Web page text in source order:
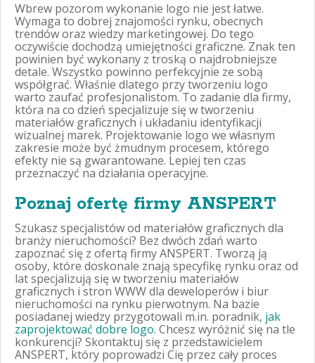
Wbrew pozorom wykonanie logo nie jest łatwe.
Wymaga to dobrej znajomości rynku, obecnych
trendów oraz wiedzy marketingowej. Do tego
oczywiście dochodzą umiejętności graficzne. Znak ten
powinien być wykonany z troską o najdrobniejsze
detale. Wszystko powinno perfekcyjnie ze sobą
współgrać. Właśnie dlatego przy tworzeniu logo
warto zaufać profesjonalistom. To zadanie dla firmy,
która na co dzień specjalizuje się w tworzeniu
materiałów graficznych i układaniu identyfikacji
wizualnej marek. Projektowanie logo we własnym
zakresie może być żmudnym procesem, którego
efekty nie są gwarantowane. Lepiej ten czas
przeznaczyć na działania operacyjne.
Poznaj ofertę firmy ANSPERT
Szukasz specjalistów od materiałów graficznych dla
branży nieruchomości? Bez dwóch zdań warto
zapoznać się z ofertą firmy ANSPERT. Tworzą ją
osoby, które doskonale znają specyfikę rynku oraz od
lat specjalizują się w tworzeniu materiałów
graficznych i stron WWW dla deweloperów i biur
nieruchomości na rynku pierwotnym. Na bazie
posiadanej wiedzy przygotowali m.in. poradnik, jak
zaprojektować dobre logo. Chcesz wyróżnić się na tle
konkurencji? Skontaktuj się z przedstawicielem
ANSPERT, który poprowadzi Cię przez cały proces